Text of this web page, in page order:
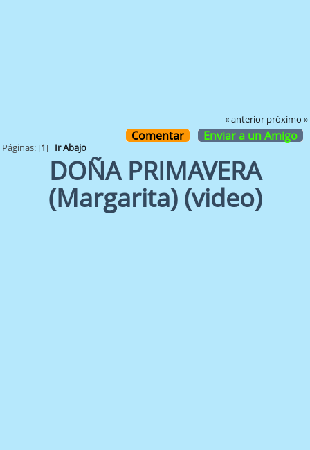
« anterior próximo »
Comentar Enviar a un Amigo
Páginas: [1] Ir Abajo
DOÑA PRIMAVERA
(Margarita) (video)